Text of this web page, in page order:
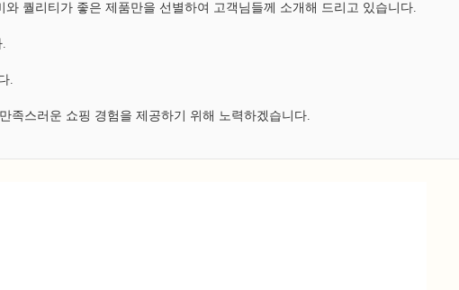
퀄리티가 좋은 제품만을 선별하여 고객님들께 소개해 드리고 있습니다.
.
.
족스러운 쇼핑 경험을 제공하기 위해 노력하겠습니다.